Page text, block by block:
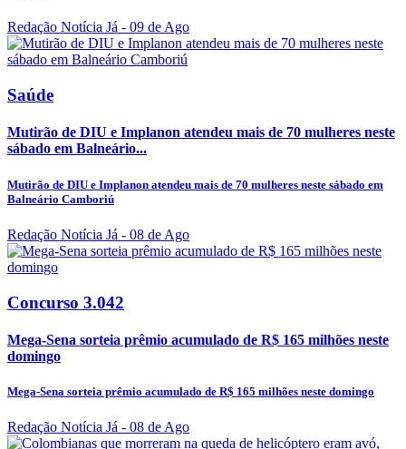
Redação Notícia Já - 09 de Ago
Saúde
Mutirão de DIU e Implanon atendeu mais de 70 mulheres neste
sábado em Balneário...
Mutirão de DIU e Implanon atendeu mais de 70 mulheres neste sábado em
Balneário Camboriú
Redação Notícia Já - 08 de Ago
Concurso 3.042
Mega-Sena sorteia prêmio acumulado de R$ 165 milhões neste
domingo
Mega-Sena sorteia prêmio acumulado de R$ 165 milhões neste domingo
Redação Notícia Já - 08 de Ago